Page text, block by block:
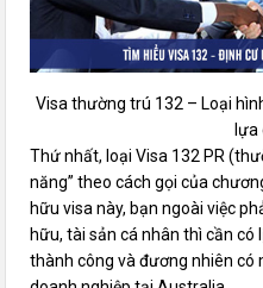
Visa thường trú 132 – Loại
lựa
Thứ nhất, loại Visa 132 PR
năng” theo cách gọi của
hữu visa này, bạn ngoài việc
hữu, tài sản cá nhân thì cần có
thành công và đương nhiên